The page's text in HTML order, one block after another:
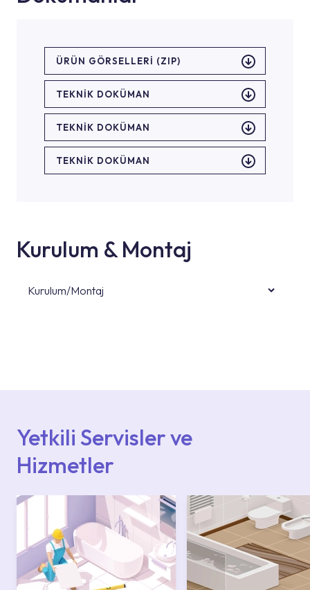
ÜRÜN GÖRSELLERI (ZIP)
TEKNİK DOKÜMAN
TEKNİK DOKÜMAN
TEKNİK DOKÜMAN
Kurulum & Montaj
Kurulum/Montaj
Yetkili Servisler ve
Hizmetler